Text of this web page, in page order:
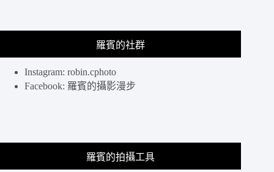
磨、
調
且
安
羅賓的社群
Instagram: robin.cphoto
Facebook: 羅賓的攝影漫步
羅賓的拍攝工具